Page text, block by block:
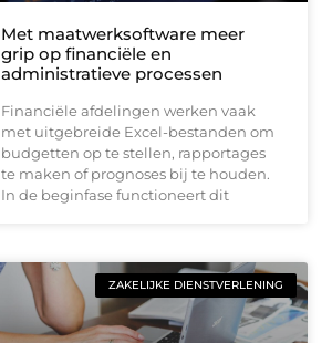
Met maatwerksoftware meer
grip op financiële en
administratieve processen
Financiële afdelingen werken vaak
met uitgebreide Excel-bestanden om
budgetten op te stellen, rapportages
te maken of prognoses bij te houden.
In de beginfase functioneert dit
ZAKELIJKE DIENSTVERLENING